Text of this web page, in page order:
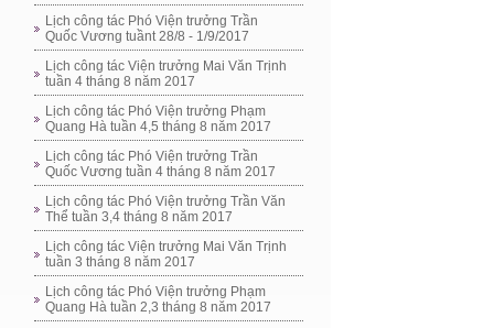
Lịch công tác Phó Viện trưởng Trần
Quốc Vương tuầnt 28/8 - 1/9/2017
Lịch công tác Viện trưởng Mai Văn Trịnh
tuần 4 tháng 8 năm 2017
Lịch công tác Phó Viện trưởng Phạm
Quang Hà tuần 4,5 tháng 8 năm 2017
Lịch công tác Phó Viện trưởng Trần
Quốc Vương tuần 4 tháng 8 năm 2017
Lịch công tác Phó Viện trưởng Trần Văn
Thể tuần 3,4 tháng 8 năm 2017
Lịch công tác Viện trưởng Mai Văn Trịnh
tuần 3 tháng 8 năm 2017
Lịch công tác Phó Viện trưởng Phạm
Quang Hà tuần 2,3 tháng 8 năm 2017